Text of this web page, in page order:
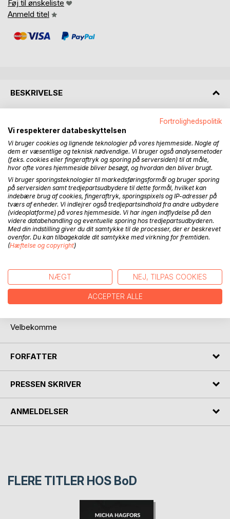
Føj til ønskeliste
Anmeld titel
BESKRIVELSE
Fortællingen om Casper - en ung dreng, der bor sammen
med sin mor, far og lillbror i den lille landsby Lynet. Casper
er ikke som de andre drenge i byen. De drømmer om at
spille professionel fodbold, alt i mens han drømmer om
gryder og pander. Han elsker at lave mad - trods farens
kraftigste modstand.
Da familien arver penge efter farfarens død, beslutter
Casper sig for at følge sin store drøm: at arrangere en
eksklusiv fire-retters middag for udvalgte i byen. Og så får
faren øjnene op for, hvor dygtig hans søn i virkeligheden er.
En sand mesterkok! Trods sin meget unge alder.
Midnatssnack er tredje bog fra Kasper Blak, som denne
gang bevæger sig ind i det gastronomiske univers. Fyldt
med mad, der vil få læseren til at blive lækker sulten efter
bogen er læst færdig.
Velbekomme
FORFATTER
PRESSEN SKRIVER
ANMELDELSER
FLERE TITLER HOS BoD
Fortrolighedspolitik
Vi respekterer databeskyttelsen
Vi bruger cookies og lignende teknologier på vores hjemmeside. Nogle af
dem er væsentlige og teknisk nødvendige. Vi bruger også analysemetoder
(f.eks. cookies eller fingeraftryk og sporing på serversiden) til at måle,
hvor ofte vores hjemmeside bliver besøgt, og hvordan den bliver brugt.
Vi bruger sporingsteknologier til markedsføringsformål og bruger sporing
på serversiden samt tredjepartsudbydere til dette formål, hvilket kan
indebære brug af cookies, fingeraftryk, sporingspixels og IP-adresser på
tværs af enheder. Vi indlejrer også tredjepartsindhold fra andre udbydere
(videoplatforme) på vores hjemmeside. Vi har ingen indflydelse på den
videre databehandling og eventuelle sporing hos tredjepartsudbyderen.
Med din indstilling giver du dit samtykke til de processer, der er beskrevet
ovenfor. Du kan tilbagekalde dit samtykke med virkning for fremtiden.
(Hæftelse og copyright)
NÆGT NEJ, TILPAS COOKIES
ACCEPTER ALLE